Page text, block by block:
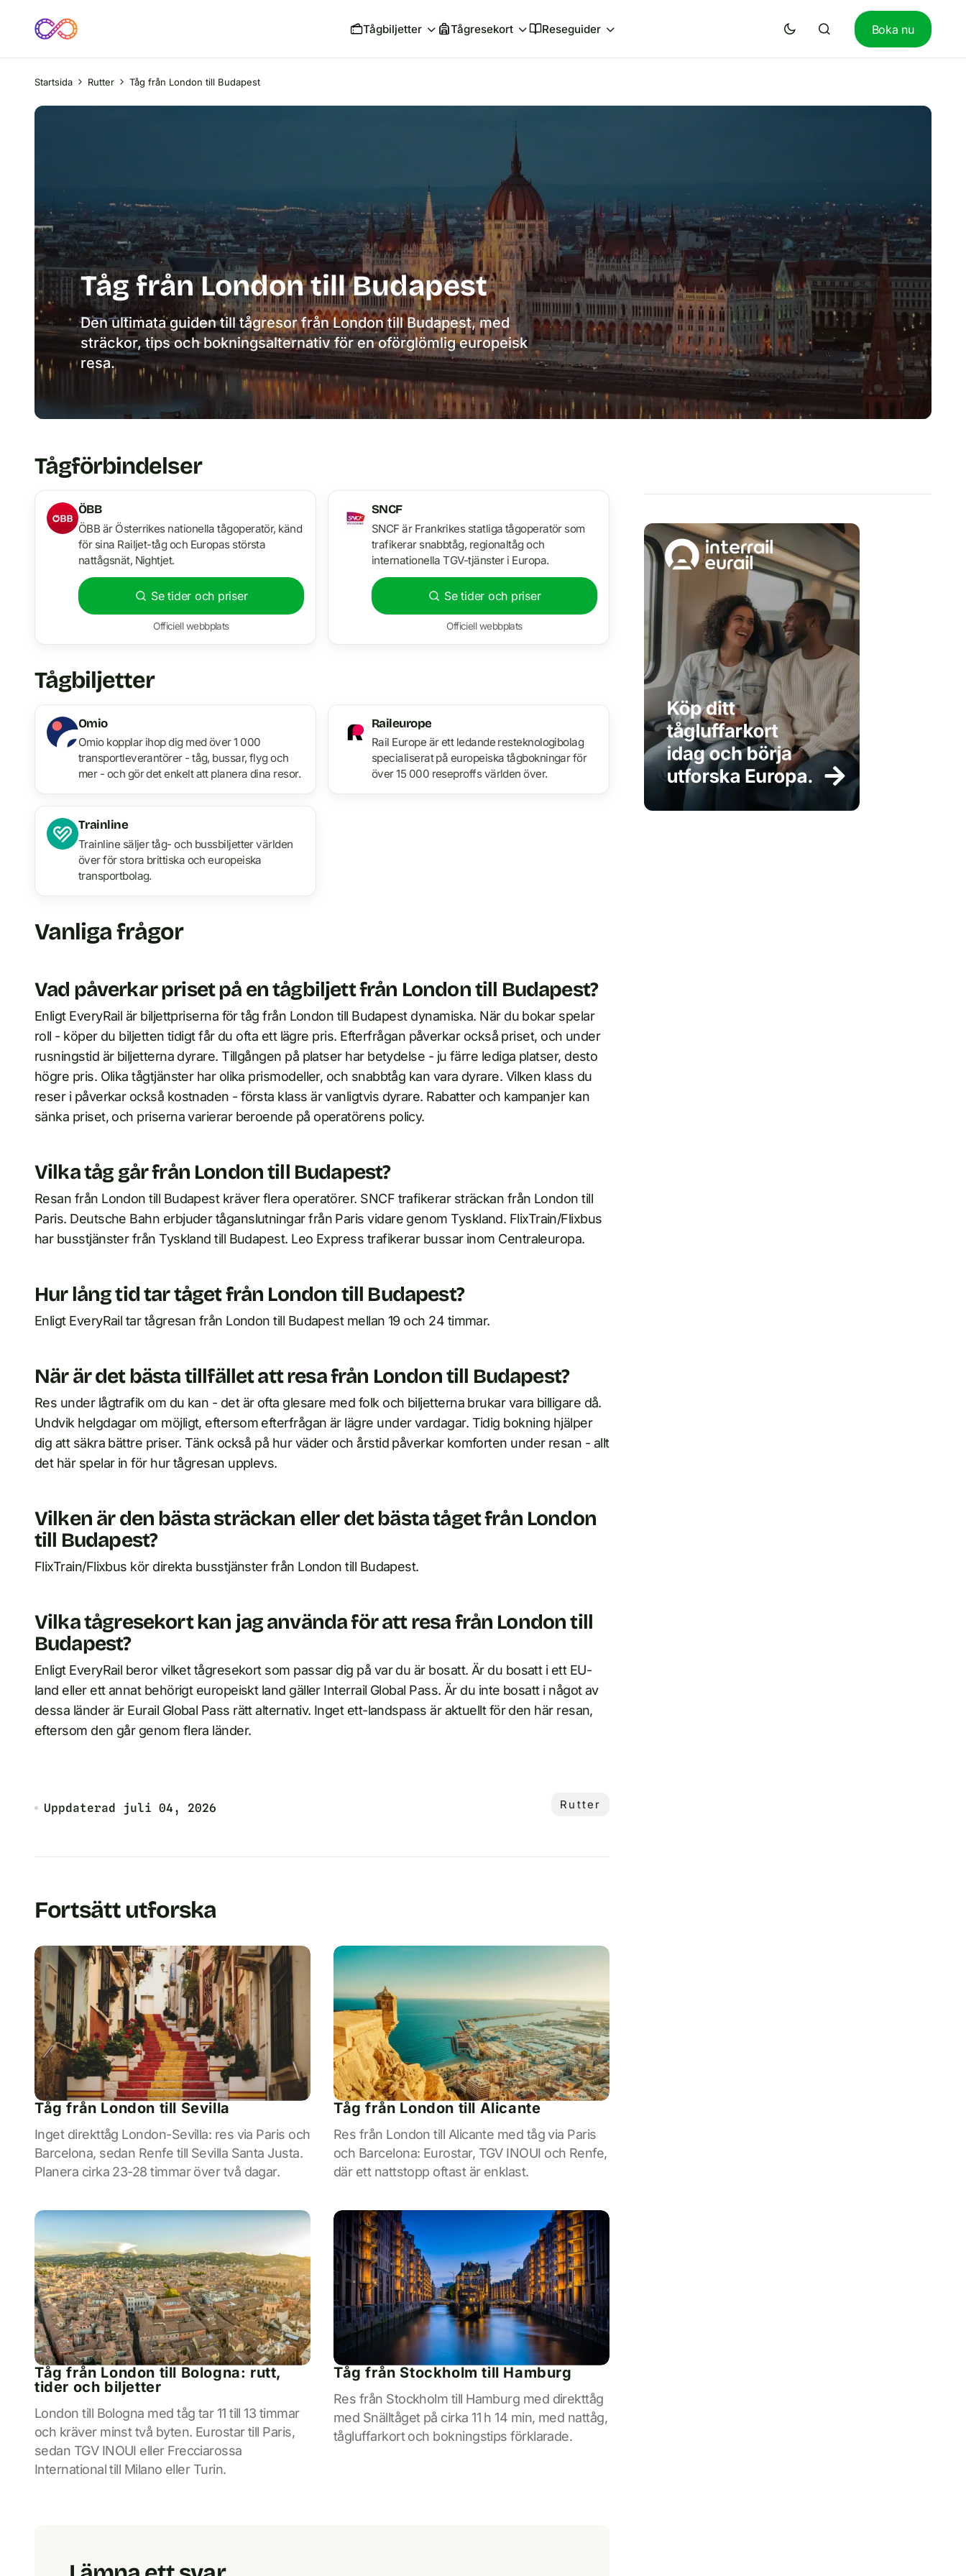
Tågbiljetter Tågresekort Reseguider Boka nu
Startsida Rutter Tåg från London till Budapest
Tåg från London till Budapest
Den ultimata guiden till tågresor från London till Budapest, med
sträckor, tips och bokningsalternativ för en oförglömlig europeisk
resa.
Tågförbindelser
ÖBB
ÖBB är Österrikes nationella tågoperatör, känd
för sina Railjet-tåg och Europas största
nattågsnät, Nightjet.
Se tider och priser
Officiell webbplats
SNCF
SNCF är Frankrikes statliga tågoperatör som
trafikerar snabbtåg, regionaltåg och
internationella TGV-tjänster i Europa.
Se tider och priser
Officiell webbplats
Tågbiljetter
Omio
Omio kopplar ihop dig med över 1 000
transportleverantörer - tåg, bussar, flyg och
mer - och gör det enkelt att planera dina resor.
Raileurope
Rail Europe är ett ledande resteknologibolag
specialiserat på europeiska tågbokningar för
över 15 000 reseproffs världen över.
Trainline
Trainline säljer tåg- och bussbiljetter världen
över för stora brittiska och europeiska
transportbolag.
Vanliga frågor
Vad påverkar priset på en tågbiljett från London till Budapest?
Enligt EveryRail är biljettpriserna för tåg från London till Budapest dynamiska. När du bokar spelar
roll - köper du biljetten tidigt får du ofta ett lägre pris. Efterfrågan påverkar också priset, och under
rusningstid är biljetterna dyrare. Tillgången på platser har betydelse - ju färre lediga platser, desto
högre pris. Olika tågtjänster har olika prismodeller, och snabbtåg kan vara dyrare. Vilken klass du
reser i påverkar också kostnaden - första klass är vanligtvis dyrare. Rabatter och kampanjer kan
sänka priset, och priserna varierar beroende på operatörens policy.
Vilka tåg går från London till Budapest?
Resan från London till Budapest kräver flera operatörer. SNCF trafikerar sträckan från London till
Paris. Deutsche Bahn erbjuder tåganslutningar från Paris vidare genom Tyskland. FlixTrain/Flixbus
har busstjänster från Tyskland till Budapest. Leo Express trafikerar bussar inom Centraleuropa.
Hur lång tid tar tåget från London till Budapest?
Enligt EveryRail tar tågresan från London till Budapest mellan 19 och 24 timmar.
När är det bästa tillfället att resa från London till Budapest?
Res under lågtrafik om du kan - det är ofta glesare med folk och biljetterna brukar vara billigare då.
Undvik helgdagar om möjligt, eftersom efterfrågan är lägre under vardagar. Tidig bokning hjälper
dig att säkra bättre priser. Tänk också på hur väder och årstid påverkar komforten under resan - allt
det här spelar in för hur tågresan upplevs.
Vilken är den bästa sträckan eller det bästa tåget från London
till Budapest?
FlixTrain/Flixbus kör direkta busstjänster från London till Budapest.
Vilka tågresekort kan jag använda för att resa från London till
Budapest?
Enligt EveryRail beror vilket tågresekort som passar dig på var du är bosatt. Är du bosatt i ett EU-
land eller ett annat behörigt europeiskt land gäller Interrail Global Pass. Är du inte bosatt i något av
dessa länder är Eurail Global Pass rätt alternativ. Inget ett-landspass är aktuellt för den här resan,
eftersom den går genom flera länder.
Uppdaterad juli 04, 2026 Rutter
Fortsätt utforska
Tåg från London till Sevilla
Inget direkttåg London-Sevilla: res via Paris och
Barcelona, sedan Renfe till Sevilla Santa Justa.
Planera cirka 23-28 timmar över två dagar.
Tåg från London till Alicante
Res från London till Alicante med tåg via Paris
och Barcelona: Eurostar, TGV INOUI och Renfe,
där ett nattstopp oftast är enklast.
Tåg från London till Bologna: rutt,
tider och biljetter
London till Bologna med tåg tar 11 till 13 timmar
och kräver minst två byten. Eurostar till Paris,
sedan TGV INOUI eller Frecciarossa
International till Milano eller Turin.
Tåg från Stockholm till Hamburg
Res från Stockholm till Hamburg med direkttåg
med Snälltåget på cirka 11 h 14 min, med nattåg,
tågluffarkort och bokningstips förklarade.